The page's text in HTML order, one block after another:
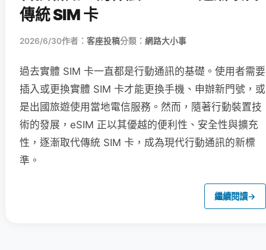
傳統 SIM 卡
2026/6/30作者： 客座投稿分類： 網路大小事
過去實體 SIM 卡一直都是行動通訊的基礎。使用者需要
插入或更換實體 SIM 卡才能更換手機、申辦新門號，或
是出國旅遊使用當地電信服務。然而，隨著行動裝置技
術的發展，eSIM 正以其優越的便利性、安全性與擴充
性，逐漸取代傳統 SIM 卡，成為現代行動通訊的新標
準。
繼續閱讀→